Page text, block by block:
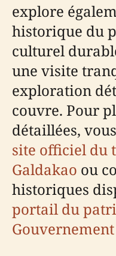
explore
historique du
culturel
une visite
exploration
couvre. Pour
détaillées,
site officiel du
Galdakao ou
historiques
portail du